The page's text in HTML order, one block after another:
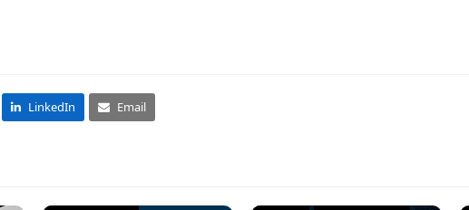
LinkedIn Email